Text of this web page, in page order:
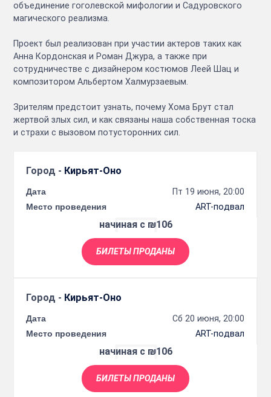
объединение гоголевской мифологии и Садуровского
магического реализма.
Проект был реализован при участии актеров таких как
Анна Кордонская и Роман Джура, а также при
сотрудничестве с дизайнером костюмов Леей Шац и
композитором Альбертом Халмурзаевым.
Зрителям предстоит узнать, почему Хома Брут стал
жертвой злых сил, и как связаны наша собственная тоска
и страхи с вызовом потусторонних сил.
Город - Кирьят-Оно
Дата
Пт 19 июня, 20:00
Место проведения
ART-подвал
начиная с ₪106
БИЛЕТЫ ПРОДАНЫ
Город - Кирьят-Оно
Дата
Сб 20 июня, 20:00
Место проведения
ART-подвал
начиная с ₪106
БИЛЕТЫ ПРОДАНЫ